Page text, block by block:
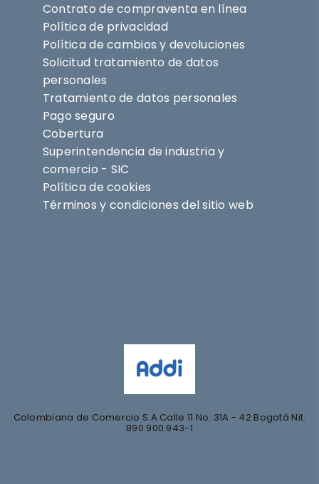
Contrato de compraventa en línea
Política de privacidad
Política de cambios y devoluciones
Solicitud tratamiento de datos
personales
Tratamiento de datos personales
Pago seguro
Cobertura
Superintendencia de industria y
comercio - SIC
Política de cookies
Términos y condiciones del sitio web
Colombiana de Comercio S.A Calle 11 No. 31A - 42 Bogotá Nit:
890.900.943-1